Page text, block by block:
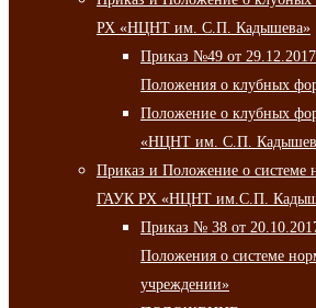
РХ «НЦНТ им. С.П. Кадышева»
Приказ №49 от
Положения о клубных
Положение о клубных
«НЦНТ им. С.П.
Приказ и Положение о системе
ГАУК РХ «НЦНТ им.С.П.
Приказ № 38 от
Положения о системе
учреждении»